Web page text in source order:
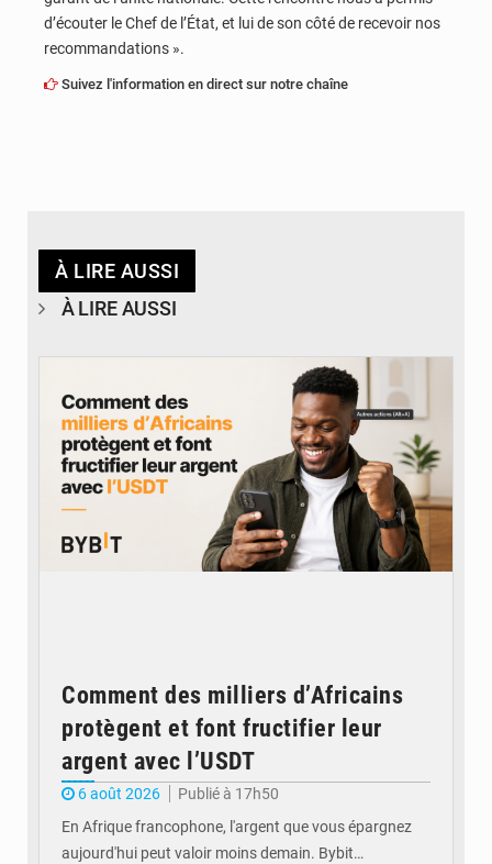
d’écouter le Chef de l’État, et lui de son côté de recevoir nos
recommandations ».
Suivez l'information en direct sur notre chaîne
À LIRE AUSSI
À LIRE AUSSI
Comment des milliers d’Africains
protègent et font fructifier leur
argent avec l’USDT
6 août 2026
Publié à 17h50
En Afrique francophone, l'argent que vous épargnez
aujourd'hui peut valoir moins demain. Bybit…